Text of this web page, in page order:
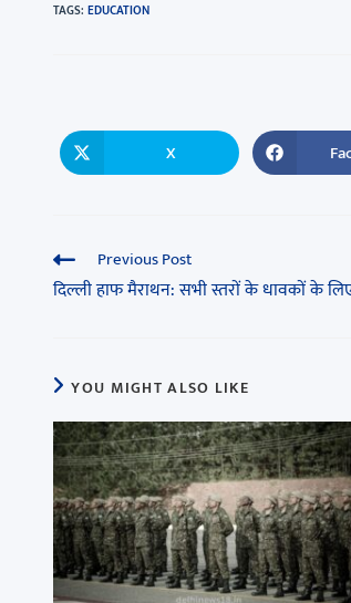
TAGS: EDUCATION
X
Previous Post
दिल्ली हाफ मैराथन: सभी स्तरों के धावकों के
YOU MIGHT ALSO LIKE